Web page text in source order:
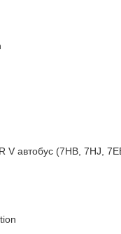
V автобус (7HB, 7HJ,